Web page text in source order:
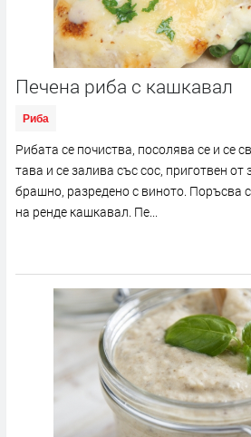
Печена риба с кашкавал
Риба
Рибата се почиства, посолява се и се
тава и се залива със сос, приготвен
брашно, разредено с виното. Поръсва
на ренде кашкавал. Пе...